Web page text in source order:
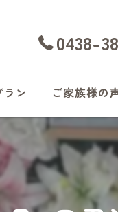
0438-
ン ご家族様の